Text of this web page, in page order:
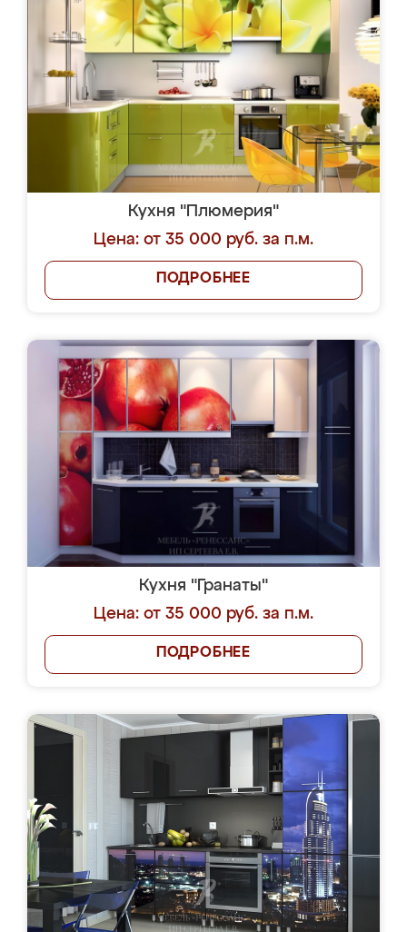
Кухня "Плюмерия"
Цена: от 35 000 руб. за п.м.
ПОДРОБНЕЕ
Кухня "Гранаты"
Цена: от 35 000 руб. за п.м.
ПОДРОБНЕЕ